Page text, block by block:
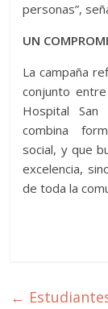
personas”,
UN
La campaña
conjunto
Hospital San
combina
social, y que
excelencia,
de toda la
←